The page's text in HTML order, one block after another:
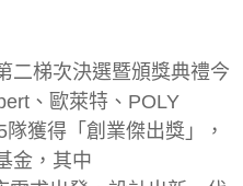
二梯次決選暨頒獎典禮今
、歐萊特、POLY
獲得「創業傑出獎」，
金，其中